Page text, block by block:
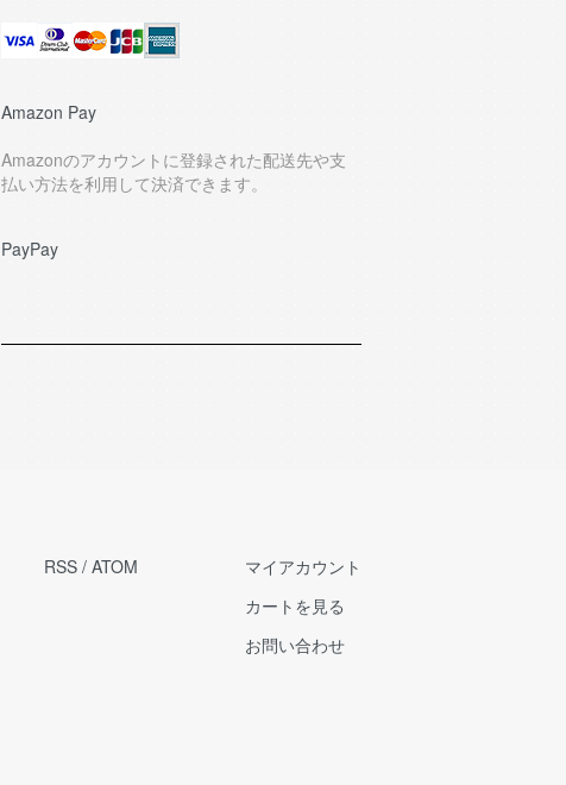
Amazon Pay
Amazonのアカウントに登録された配送先や支
払い方法を利用して決済できます。
PayPay
RSS / ATOM
マイアカウント
カートを見る
お問い合わせ